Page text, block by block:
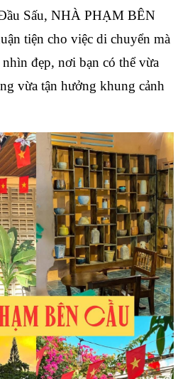
Sấu, NHÀ PHẠM BÊN
tiện cho việc di chuyển mà
đẹp, nơi bạn có thể vừa
vừa tận hưởng khung cảnh